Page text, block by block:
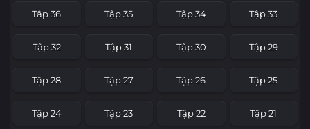
Tập 36 Tập 35 Tập 34 Tập 33
Tập 32 Tập 31 Tập 30 Tập 29
Tập 28 Tập 27 Tập 26 Tập 25
Tập 24 Tập 23 Tập 22 Tập 21